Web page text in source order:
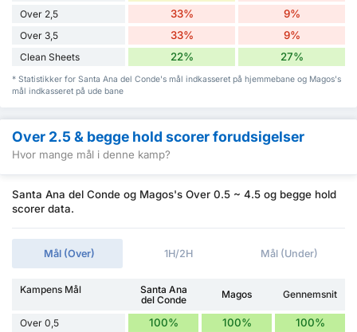
Over 2,5 33% 9%
Over 3,5 33% 9%
Clean Sheets 22% 27%
* Statistikker for Santa Ana del Conde's mål indkasseret på hjemmebane og Magos's
mål indkasseret på ude bane
Over 2.5 & begge hold scorer forudsigelser
Hvor mange mål i denne kamp?
Santa Ana del Conde og Magos's Over 0.5 ~ 4.5 og begge hold
scorer data.
Mål (Over) 1H/2H Mål (Under)
Kampens Mål
Santa Ana
del Conde
Magos Gennemsnit
Over 0,5 100% 100% 100%